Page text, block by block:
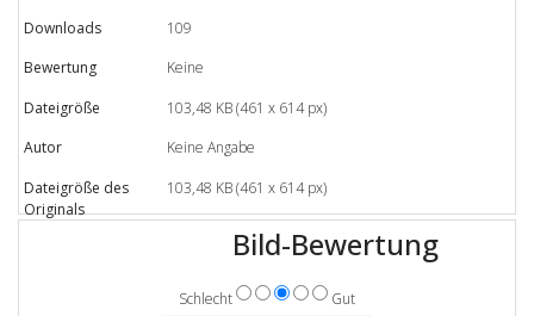
Downloads
109
Bewertung
Keine
Dateigröße
103,48 KB (461 x 614 px)
Autor
Keine Angabe
Dateigröße des
Originals
103,48 KB (461 x 614 px)
Bild-Bewertung
Schlecht Gut